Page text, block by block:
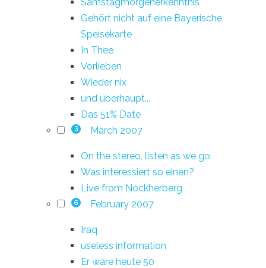
Gehört nicht auf eine Bayerische
Speisekarte
In Thee
Vorlieben
Wieder nix
und überhaupt...
Das 51% Date
3 March 2007
On the stereo, listen as we go
Was interessiert so einen?
Live from Nockherberg
6 February 2007
Iraq
useless information
Er wäre heute 50